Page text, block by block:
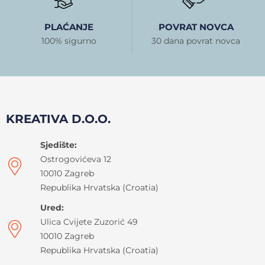
PLAĆANJE
100% sigurno
POVRAT NOVCA
30 dana povrat novca
KREATIVA D.O.O.
Sjedište:
Ostrogovićeva 12
10010 Zagreb
Republika Hrvatska (Croatia)
Ured:
Ulica Cvijete Zuzorić 49
10010 Zagreb
Republika Hrvatska (Croatia)